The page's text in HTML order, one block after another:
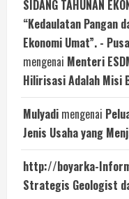
SIDANG TAHUNAN
“Kedaulatan Pangan
Ekonomi Umat”. -
mengenai Menteri
Hilirisasi Adalah Misi
Mulyadi mengenai
Jenis Usaha yang
http://boyarka-
Strategis Geologist